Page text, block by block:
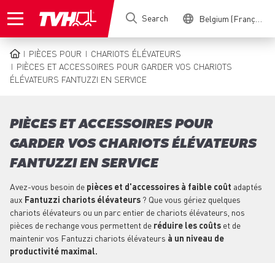
to
Search Belgium (Français)
BREADCRUMB
PIÈCES POUR
CHARIOTS ÉLÉVATEURS
PIÈCES ET ACCESSOIRES POUR GARDER VOS CHARIOTS
ÉLÉVATEURS FANTUZZI EN SERVICE
PIÈCES ET ACCESSOIRES POUR
GARDER VOS CHARIOTS ÉLÉVATEURS
FANTUZZI EN SERVICE
Avez-vous besoin de pièces et d'accessoires à faible coût adaptés
aux Fantuzzi chariots élévateurs ? Que vous gériez quelques
chariots élévateurs ou un parc entier de chariots élévateurs, nos
pièces de rechange vous permettent de réduire les coûts et de
maintenir vos Fantuzzi chariots élévateurs à un niveau de
productivité maximal.